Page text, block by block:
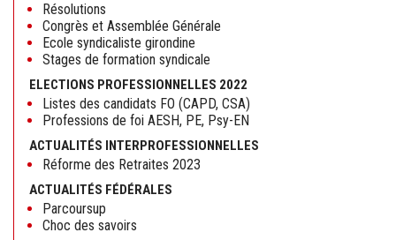
Résolutions
Congrès et Assemblée Générale
Ecole syndicaliste girondine
Stages de formation syndicale
ELECTIONS PROFESSIONNELLES 2022
Listes des candidats FO (CAPD, CSA)
Professions de foi AESH, PE, Psy-EN
ACTUALITÉS INTERPROFESSIONNELLES
Réforme des Retraites 2023
ACTUALITÉS FÉDÉRALES
Parcoursup
Choc des savoirs